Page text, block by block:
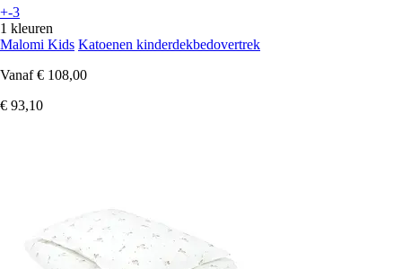
+-3
1 kleuren
Malomi Kids Katoenen kinderdekbedovertrek
Vanaf € 108,00
€ 93,10